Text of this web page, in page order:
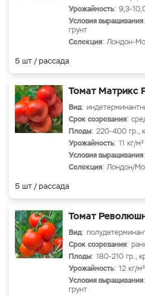
Урожайность: 9,3-
Условия выращивания
грунт
Селекция: Лондон-
5 шт / рассада
Томат Матрикс
Вид:
Срок созревания:
Плоды: 220-400 гр.,
Урожайность: 11 кг/м²
Условия выращивания
Селекция: Лондон/
5 шт / рассада
Томат
Вид:
Срок созревания:
Плоды: 180-210 гр.,
Урожайность: 12 кг/м²
Условия выращивания
грунт